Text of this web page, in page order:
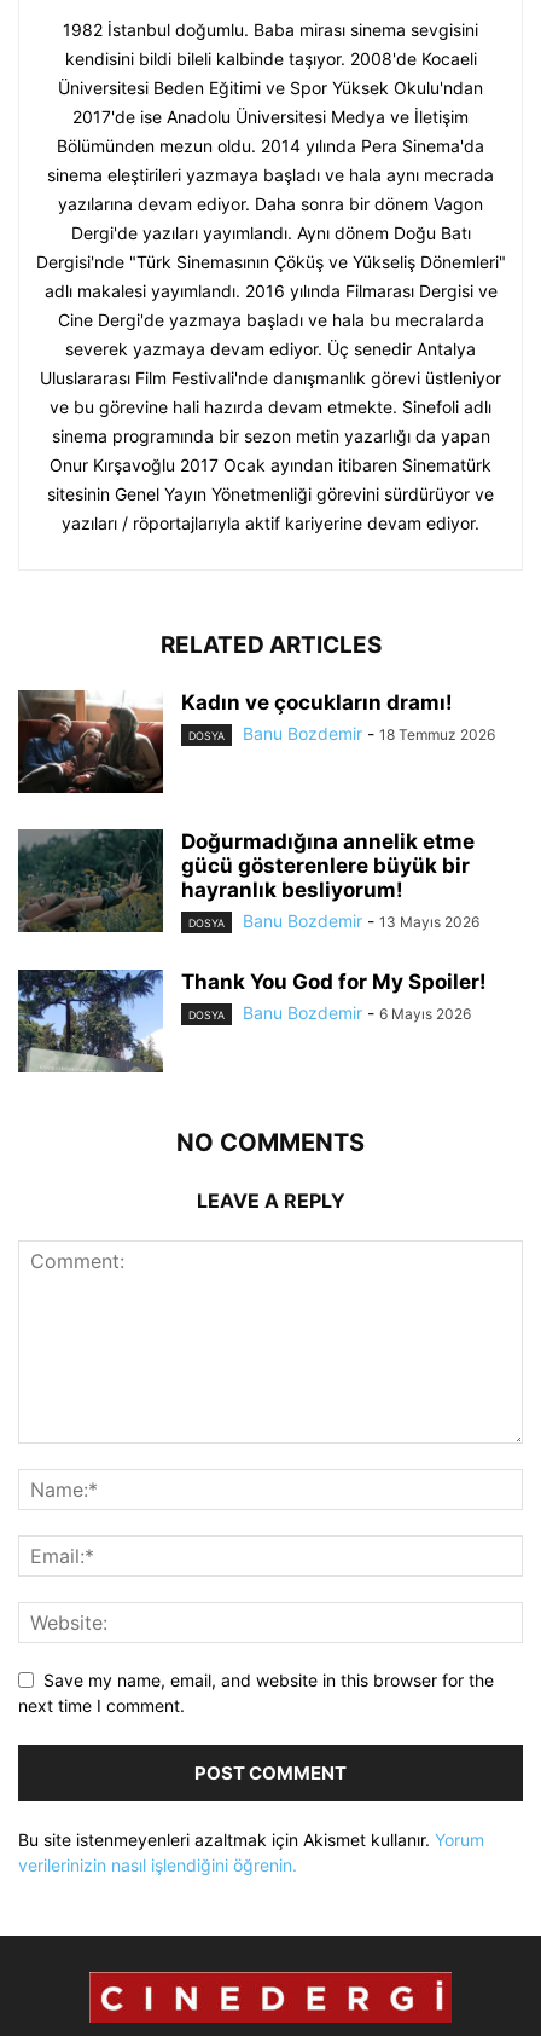
1982 İstanbul doğumlu. Baba mirası sinema sevgisini
kendisini bildi bileli kalbinde taşıyor. 2008'de Kocaeli
Üniversitesi Beden Eğitimi ve Spor Yüksek Okulu'ndan
2017'de ise Anadolu Üniversitesi Medya ve İletişim
Bölümünden mezun oldu. 2014 yılında Pera Sinema'da
sinema eleştirileri yazmaya başladı ve hala aynı mecrada
yazılarına devam ediyor. Daha sonra bir dönem Vagon
Dergi'de yazıları yayımlandı. Aynı dönem Doğu Batı
Dergisi'nde "Türk Sinemasının Çöküş ve Yükseliş Dönemleri"
adlı makalesi yayımlandı. 2016 yılında Filmarası Dergisi ve
Cine Dergi'de yazmaya başladı ve hala bu mecralarda
severek yazmaya devam ediyor. Üç senedir Antalya
Uluslararası Film Festivali'nde danışmanlık görevi üstleniyor
ve bu görevine hali hazırda devam etmekte. Sinefoli adlı
sinema programında bir sezon metin yazarlığı da yapan
Onur Kırşavoğlu 2017 Ocak ayından itibaren Sinematürk
sitesinin Genel Yayın Yönetmenliği görevini sürdürüyor ve
yazıları / röportajlarıyla aktif kariyerine devam ediyor.
RELATED ARTICLES
Kadın ve çocukların dramı!
DOSYA Banu Bozdemir - 18 Temmuz 2026
Doğurmadığına annelik etme
gücü gösterenlere büyük bir
hayranlık besliyorum!
DOSYA Banu Bozdemir - 13 Mayıs 2026
Thank You God for My Spoiler!
DOSYA Banu Bozdemir - 6 Mayıs 2026
NO COMMENTS
LEAVE A REPLY
Save my name, email, and website in this browser for the
next time I comment.
Bu site istenmeyenleri azaltmak için Akismet kullanır. Yorum
verilerinizin nasıl işlendiğini öğrenin.